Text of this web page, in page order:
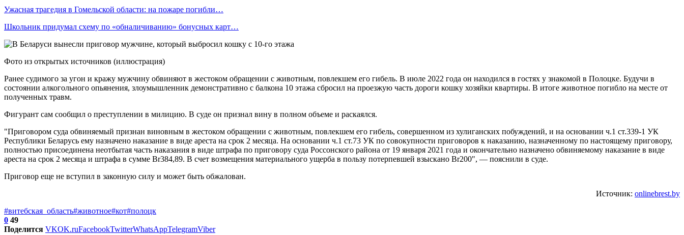
Ужасная трагедия в Гомельской области: на пожаре погибли…
Школьник придумал схему по «обналичиванию» бонусных карт…
Фото из открытых источников (иллюстрация)
Ранее судимого за угон и кражу мужчину обвиняют в жестоком обращении с животным, повлекшем его гибель. В июле 2022 года он находился в гостях у знакомой в Полоцке. Будучи в
состоянии алкогольного опьянения, злоумышленник демонстративно с балкона 10 этажа сбросил на проезжую часть дороги кошку хозяйки квартиры. В итоге животное погибло на месте от
полученных травм.
Фигурант сам сообщил о преступлении в милицию. В суде он признал вину в полном объеме и раскаялся.
"Приговором суда обвиняемый признан виновным в жестоком обращении с животным, повлекшем его гибель, совершенном из хулиганских побуждений, и на основании ч.1 ст.339-1 УК
Республики Беларусь ему назначено наказание в виде ареста на срок 2 месяца. На основании ч.1 ст.73 УК по совокупности приговоров к наказанию, назначенному по настоящему приговору,
полностью присоединена неотбытая часть наказания в виде штрафа по приговору суда Россонского района от 19 января 2021 года и окончательно назначено обвиняемому наказание в виде
ареста на срок 2 месяца и штрафа в сумме Br384,89. В счет возмещения материального ущерба в пользу потерпевшей взыскано Br200", — пояснили в суде.
Приговор еще не вступил в законную силу и может быть обжалован.
Источник: onlinebrest.by
#витебская_область#животное#кот#полоцк
0 49
Поделится VKOK.ruFacebookTwitterWhatsAppTelegramViber